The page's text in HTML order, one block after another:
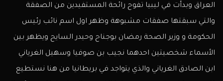
العراق وبدأت في ليبيا تفوح رائحة المستفيدين من الصفقة
والتي سبقتها صفقات مشبوهة وظهر اول اسم نائب رئيس
الحكومة و وزير الصحة رمضان بوجناح وحيدر السايح ويظهر بين
الأسماء شخصيتين احدهما نجيب بن صوفيا وسهيل الغرياني
ابن الصادق الغرياني والذي يتواجد في بريطانيا من هنا نستطيع